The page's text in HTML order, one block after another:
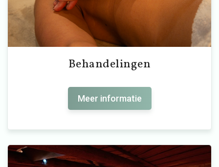
Behandelingen
Meer informatie